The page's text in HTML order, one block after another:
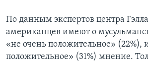
По данным экспертов центра
американцев имеют о
«не очень положительное» (22%),
положительное» (31%) мнение.